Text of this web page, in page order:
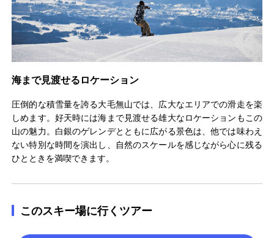
海まで見渡せるロケーション
圧倒的な積雪量を誇る大毛無山では、広大なエリアでの滑走を楽
しめます。好天時には海まで見渡せる雄大なロケーションもこの
山の魅力。白銀のゲレンデとともに広がる景色は、他では味わえ
ない特別な時間を演出し、自然のスケールを感じながら心に残る
ひとときを満喫できます。
このスキー場に行くツアー